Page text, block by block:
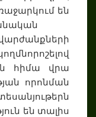
են
հիմա վրա
որոնման
են տալիս